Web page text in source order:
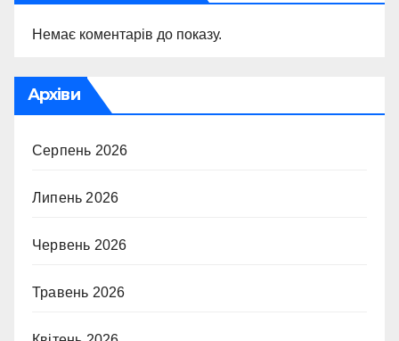
Немає коментарів до показу.
Архіви
Серпень 2026
Липень 2026
Червень 2026
Травень 2026